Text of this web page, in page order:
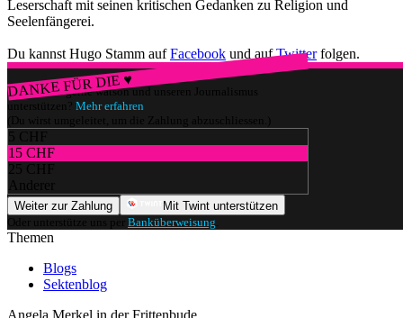
Leserschaft mit seinen kritischen Gedanken zu Religion und
Seelenfängerei.
Du kannst Hugo Stamm aufFacebook und aufTwitterfolgen.
DANKE FÜR DIE ♥
Würdest du gerne watson und unseren Journalismus
unterstützen? Mehr erfahren
(Du wirst umgeleitet, um die Zahlung abzuschliessen.)
5 CHF
15 CHF
25 CHF
Anderer
Weiter zur Zahlung
Mit Twint unterstützen
Oder unterstütze uns per Banküberweisung
Themen
Blogs
Sektenblog
Angela Merkel in der Frittenbude